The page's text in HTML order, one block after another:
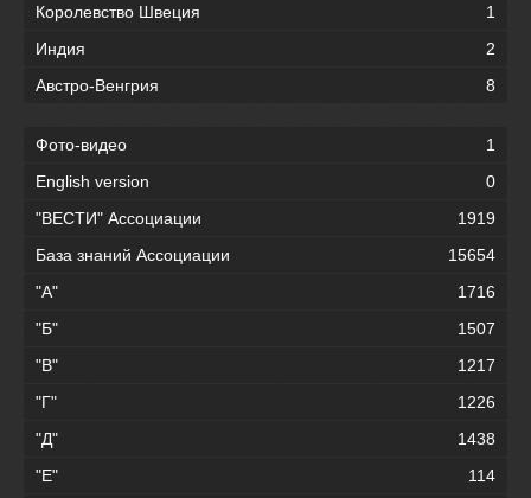
Королевство Швеция
1
Индия
2
Австро-Венгрия
8
Фото-видео
1
English version
0
"ВЕСТИ" Ассоциации
1919
База знаний Ассоциации
15654
"А"
1716
"Б"
1507
"В"
1217
"Г"
1226
"Д"
1438
"Е"
114